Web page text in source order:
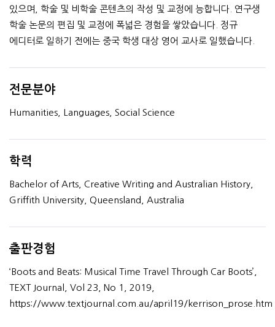
있으며, 학술 및 비학술 콘텐츠의 작성 및 교정에 능합니다. 연구생
학술 논문의 편집 및 교정에 폭넓은 경험을 쌓았습니다. 정규
에디터로 일하기 전에는 중국 학생 대상 영어 교사로 일했습니다.
전문분야
Humanities, Languages, Social Science
학력
Bachelor of Arts, Creative Writing and Australian History,
Griffith University, Queensland, Australia
출판경험
‘Boots and Beats: Musical Time Travel Through Car Boots’,
TEXT Journal, Vol 23, No 1, 2019,
https://www.textjournal.com.au/april19/kerrison_prose.htm